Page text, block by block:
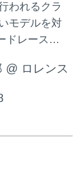
われるクラ
モデルを対
ドレースで
利数を誇
サイル"こと
スは見事、
てクラシッ
もぎ取りま
@ ロレンス